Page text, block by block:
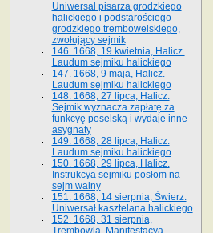
Uniwersał pisarza grodzkiego
halickiego i podstarościego
grodzkiego trembowelskiego,
zwołujący sejmik
146. 1668, 19 kwietnia, Halicz.
Laudum sejmiku halickiego
147. 1668, 9 maja, Halicz.
Laudum sejmiku halickiego
148. 1668, 27 lipca, Halicz.
Sejmik wyznacza zapłatę za
funkcyę poselską i wydaje inne
asygnaty
149. 1668, 28 lipca, Halicz.
Laudum sejmiku halickiego
150. 1668, 29 lipca, Halicz.
Instrukcya sejmiku posłom na
sejm walny
151. 1668, 14 sierpnia, Świerz.
Uniwersał kasztelana halickiego
152. 1668, 31 sierpnia,
Trembowla. Manifestacya